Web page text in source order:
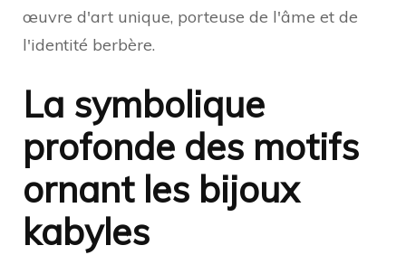
œuvre d'art unique, porteuse de l'âme et de
l'identité berbère.
La symbolique
profonde des motifs
ornant les bijoux
kabyles